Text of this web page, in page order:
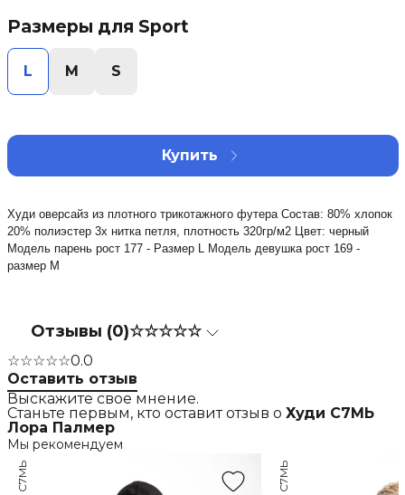
Размеры для Sport
L M S
Купить
Худи оверсайз из плотного трикотажного футера Состав: 80% хлопок
20% полиэстер 3х нитка петля, плотность 320гр/м2 Цвет: черный
Модель парень рост 177 - Размер L Модель девушка рост 169 -
размер M
Отзывы (0)☆☆☆☆☆
☆☆☆☆☆0.0
Оставить отзыв
Выскажите свое мнение.
Станьте первым, кто оставит отзыв о Худи С7МЬ
Лора Палмер
Мы рекомендуем
С7МЬ С7МЬ